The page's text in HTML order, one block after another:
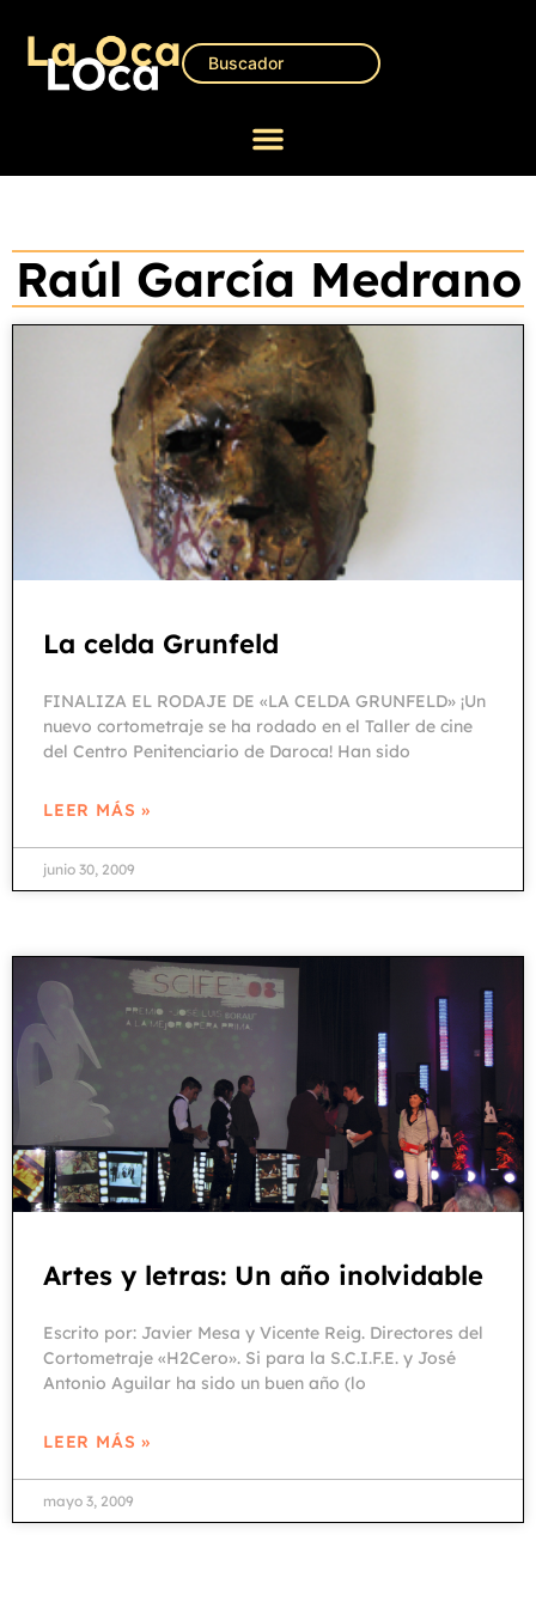
Raúl García Medrano
La celda Grunfeld
FINALIZA EL RODAJE DE «LA CELDA GRUNFELD» ¡Un
nuevo cortometraje se ha rodado en el Taller de cine
del Centro Penitenciario de Daroca! Han sido
LEER MÁS »
junio 30, 2009
Artes y letras: Un año inolvidable
Escrito por: Javier Mesa y Vicente Reig. Directores del
Cortometraje «H2Cero». Si para la S.C.I.F.E. y José
Antonio Aguilar ha sido un buen año (lo
LEER MÁS »
mayo 3, 2009